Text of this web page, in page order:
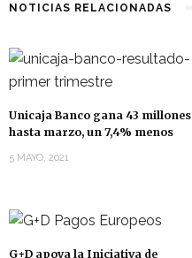
NOTICIAS RELACIONADAS
Unicaja Banco gana 43 millones
hasta marzo, un 7,4% menos
5 MAYO, 2021
G+D apoya la Iniciativa de